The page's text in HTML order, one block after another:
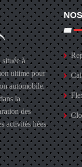
située à
ultime pour
automobile.
la
des
activités liées